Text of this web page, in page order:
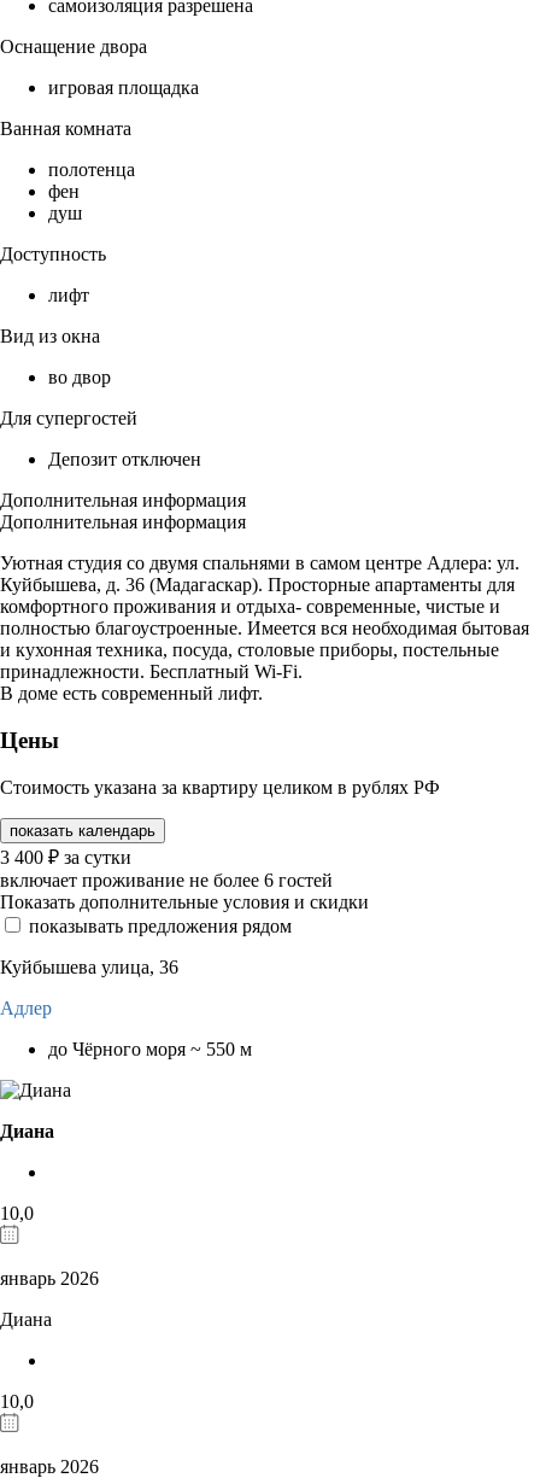
самоизоляция разрешена
Оснащение двора
игровая площадка
Ванная комната
полотенца
фен
душ
Доступность
лифт
Вид из окна
во двор
Для супергостей
Депозит отключен
Дополнительная информация
Дополнительная информация
Уютная студия со двумя спальнями в самом центре Адлера: ул.
Куйбышева, д. 36 (Мадагаскар). Просторные апартаменты для
комфортного проживания и отдыха- современные, чистые и
полностью благоустроенные. Имеется вся необходимая бытовая
и кухонная техника, посуда, столовые приборы, постельные
принадлежности. Бесплатный Wi-Fi.
В доме есть современный лифт.
Цены
Стоимость указана за квартиру целиком в рублях РФ
показать календарь
3 400 ₽ за сутки
включает проживание не более 6 гостей
Показать дополнительные условия и скидки
показывать предложения рядом
Куйбышева улица, 36
Адлер
до Чёрного моря ~ 550 м
Диана
10,0
январь 2026
Диана
10,0
январь 2026